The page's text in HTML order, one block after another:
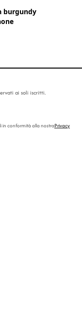
burgundy
ai soli iscritti.
in conformità alla nostraPrivacy